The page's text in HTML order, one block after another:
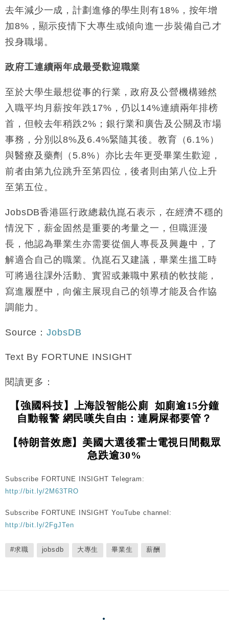
去年減少一成，計劃進修的學生則有18%，按年增
加8%，顯示疫情下大專生或傾向進一步裝備自己才
投身職場。
政府工連續兩年成最受歡迎職業
至於大學生最想從事的行業，政府及公營機構雖然
入職平均月薪按年跌17%，仍以14%連續兩年排榜
首，但較去年稍跌2%；銀行業和廣告及公關及市場
事務，分別以8%及6.4%緊隨其後。教育（6.1%）
與醫療及藥劑（5.8%）亦比去年更受畢業生歡迎，
前者由第九位跳升至第四位，後者則由第八位上升
至第五位。
JobsDB香港區行政總裁仇崑石表示，在經濟不穩的
情況下，薪金固然是重要的考量之一，但職涯漫
長，他認為畢業生亦需要從個人專長及興趣中，了
解適合自己的職業。仇崑石又建議，畢業生搵工時
可將過往課外活動、實習或兼職中累積的軟技能，
寫進履歷中，向僱主展現自己的領導才能及合作協
調能力。
Source：JobsDB
Text By FORTUNE INSIGHT
閱讀更多：
【強國科技】上海設智能公廁 如廁逾15分鐘
自動報警 網民嘆失自由：連屙屎都要管？
【特朗普效應】美國大選後霍士電視日間觀眾
急跌逾30%
Subscribe FORTUNE INSIGHT Telegram:
http://bit.ly/2M63TRO
Subscribe FORTUNE INSIGHT YouTube channel:
http://bit.ly/2FgJTen
#求職 jobsdb 大專生 畢業生 薪酬